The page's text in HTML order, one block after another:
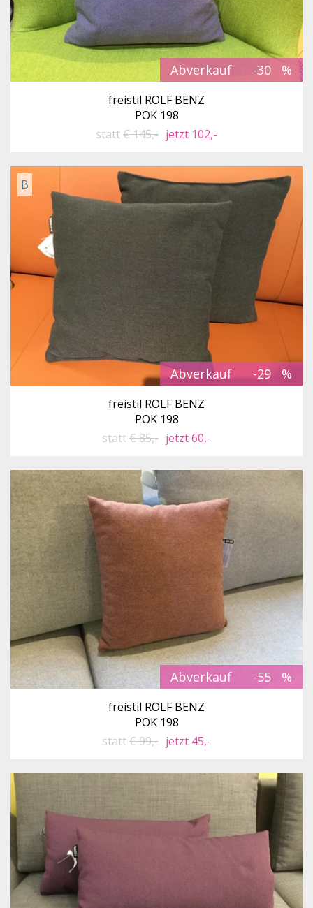
Abverkauf -30
freistil ROLF BENZ
POK 198
statt€ 145,- jetzt 102,-
Abverkauf -29
B
freistil ROLF BENZ
POK 198
statt€ 85,- jetzt 60,-
Abverkauf -55
freistil ROLF BENZ
POK 198
statt€ 99,- jetzt 45,-